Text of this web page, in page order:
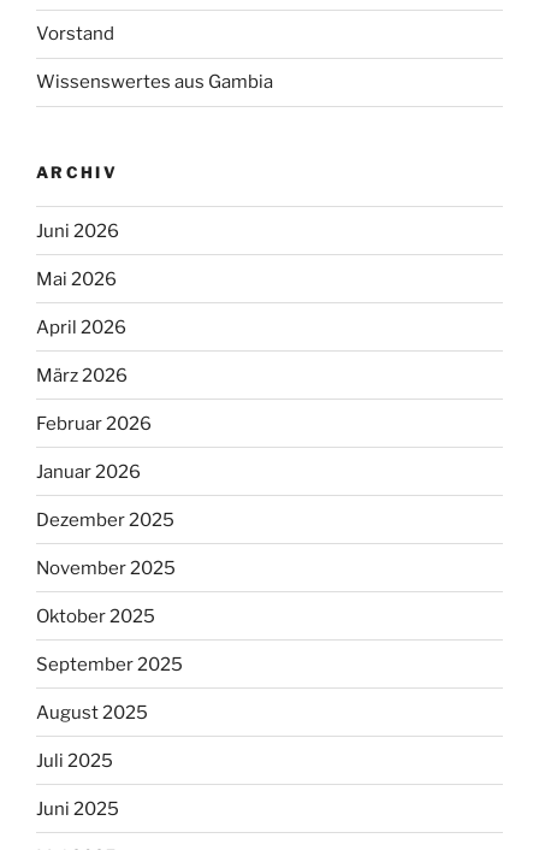
Vorstand
Wissenswertes aus Gambia
ARCHIV
Juni 2026
Mai 2026
April 2026
März 2026
Februar 2026
Januar 2026
Dezember 2025
November 2025
Oktober 2025
September 2025
August 2025
Juli 2025
Juni 2025